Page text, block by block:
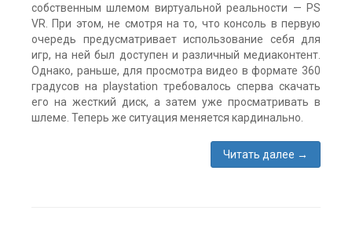
собственным шлемом виртуальной реальности — PS
VR. При этом, не смотря на то, что консоль в первую
очередь предусматривает использование себя для
игр, на ней был доступен и различный медиаконтент.
Однако, раньше, для просмотра видео в формате 360
градусов на playstation требовалось сперва скачать
его на жесткий диск, а затем уже просматривать в
шлеме. Теперь же ситуация меняется кардинально.
Читать далее →